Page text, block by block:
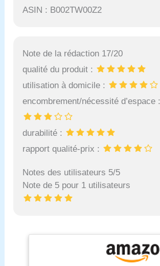
ASIN : B002TW00Z2
Note de la rédaction 17/20
qualité du produit :
utilisation à domicile :
encombrement/nécessité d’espace :
durabilité :
rapport qualité-prix :
Notes des utilisateurs 5/5
Note de 5 pour 1 utilisateurs